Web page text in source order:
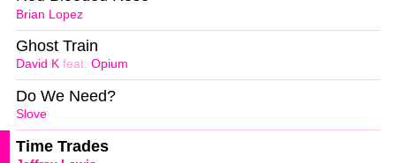
Brian Lopez
David K feat. Opium
Ghost Train
Slove
Do We Need?
Time Trades